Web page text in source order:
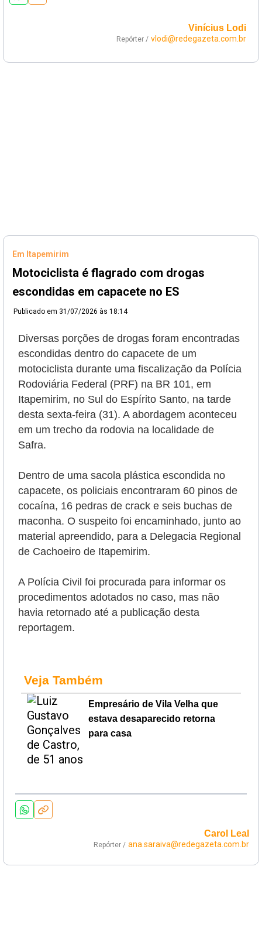
Vinícius Lodi
Repórter / vlodi@redegazeta.com.br
Em Itapemirim
Motociclista é flagrado com drogas
escondidas em capacete no ES
Publicado em 31/07/2026 às 18:14
Diversas porções de drogas foram encontradas
escondidas dentro do capacete de um
motociclista durante uma fiscalização da Polícia
Rodoviária Federal (PRF) na BR 101, em
Itapemirim, no Sul do Espírito Santo, na tarde
desta sexta-feira (31). A abordagem aconteceu
em um trecho da rodovia na localidade de
Safra.
Dentro de uma sacola plástica escondida no
capacete, os policiais encontraram 60 pinos de
cocaína, 16 pedras de crack e seis buchas de
maconha. O suspeito foi encaminhado, junto ao
material apreendido, para a Delegacia Regional
de Cachoeiro de Itapemirim.
A Polícia Civil foi procurada para informar os
procedimentos adotados no caso, mas não
havia retornado até a publicação desta
reportagem.
Veja Também
Empresário de Vila Velha que
estava desaparecido retorna
para casa
Carol Leal
Repórter / ana.saraiva@redegazeta.com.br